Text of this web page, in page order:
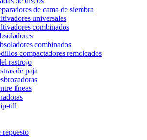
de cama de siembra
universales
combinados
combinados
compactadores remolcados
rastrojo
de paja
líneas
till
repuesto